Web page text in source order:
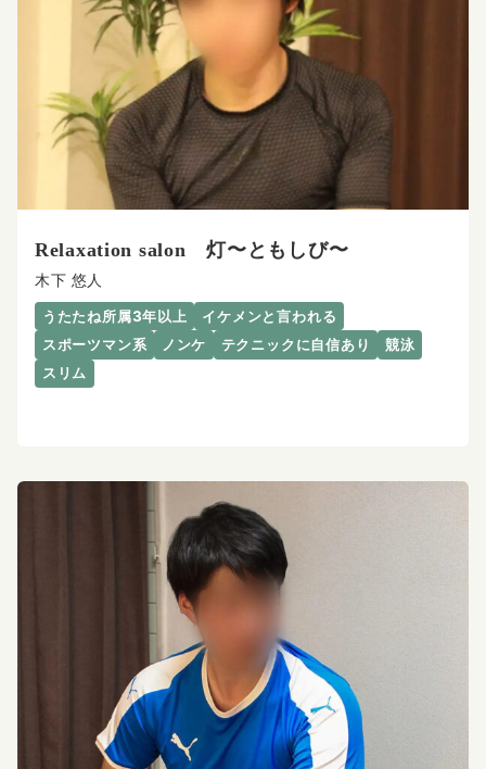
Relaxation salon 灯〜ともしび〜
木下 悠人
うたたね所属3年以上
イケメンと言われる
スポーツマン系
ノンケ テクニックに自信あり
競泳
スリム